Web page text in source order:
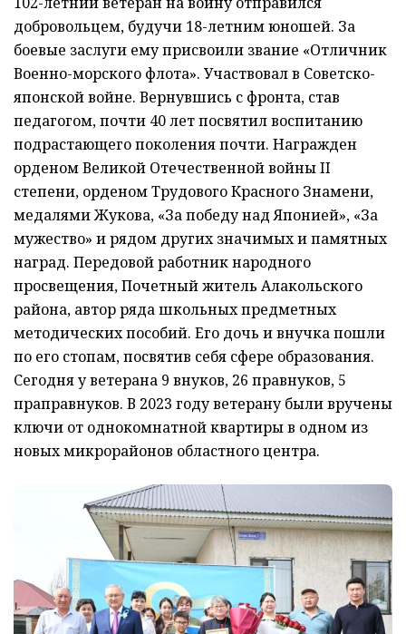
добровольцем, будучи 18-летним юношей. За
боевые заслуги ему присвоили звание «Отличник
Военно-морского флота». Участвовал в Советско-
японской войне. Вернувшись с фронта, став
педагогом, почти 40 лет посвятил воспитанию
подрастающего поколения почти. Награжден
орденом Великой Отечественной войны II
степени, орденом Трудового Красного Знамени,
медалями Жукова, «За победу над Японией», «За
мужество» и рядом других значимых и памятных
наград. Передовой работник народного
просвещения, Почетный житель Алакольского
района, автор ряда школьных предметных
методических пособий. Его дочь и внучка пошли
по его стопам, посвятив себя сфере образования.
Сегодня у ветерана 9 внуков, 26 правнуков, 5
праправнуков. В 2023 году ветерану были вручены
ключи от однокомнатной квартиры в одном из
новых микрорайонов областного центра.